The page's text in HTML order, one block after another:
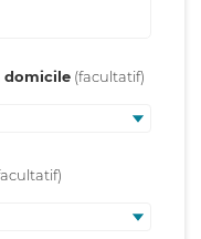
domicile